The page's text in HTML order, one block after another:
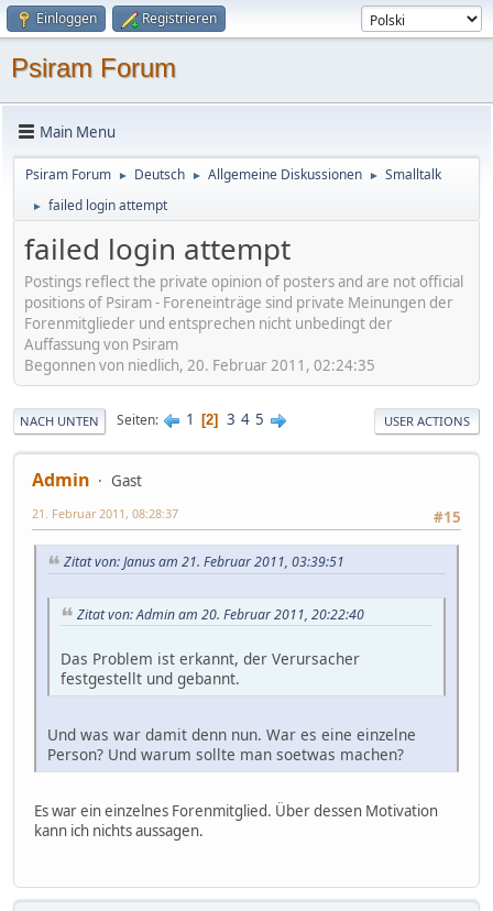
Einloggen Registrieren
Psiram Forum
Main Menu
Psiram Forum ► Deutsch ► Allgemeine Diskussionen ► Smalltalk
► failed login attempt
failed login attempt
Postings reflect the private opinion of posters and are not official
positions of Psiram - Foreneinträge sind private Meinungen der
Forenmitglieder und entsprechen nicht unbedingt der
Auffassung von Psiram
Begonnen von niedlich, 20. Februar 2011, 02:24:35
NACH UNTEN Seiten 1 2 3 4 5 USER ACTIONS
Admin
Gast
#15
21. Februar 2011, 08:28:37
Zitat von: Janus am 21. Februar 2011, 03:39:51
Zitat von: Admin am 20. Februar 2011, 20:22:40
Das Problem ist erkannt, der Verursacher
festgestellt und gebannt.
Und was war damit denn nun. War es eine einzelne
Person? Und warum sollte man soetwas machen?
Es war ein einzelnes Forenmitglied. Über dessen Motivation
kann ich nichts aussagen.